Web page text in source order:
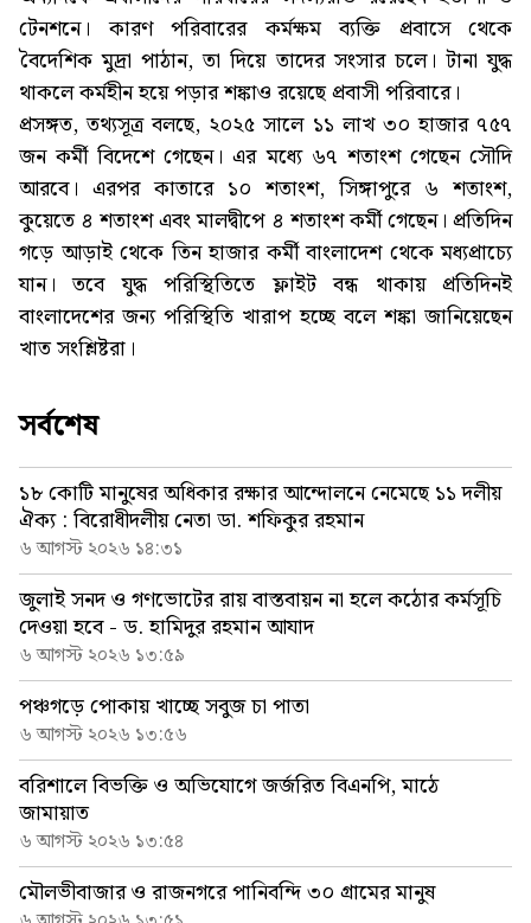
টেনশনে। কারণ পরিবারের কর্মক্ষম ব্যক্তি প্রবাসে থেকে
বৈদেশিক মুদ্রা পাঠান, তা দিয়ে তাদের সংসার চলে। টানা যুদ্ধ
থাকলে কর্মহীন হয়ে পড়ার শঙ্কাও রয়েছে প্রবাসী পরিবারে।
প্রসঙ্গত, তথ্যসূত্র বলছে, ২০২৫ সালে ১১ লাখ ৩০ হাজার ৭৫৭
জন কর্মী বিদেশে গেছেন। এর মধ্যে ৬৭ শতাংশ গেছেন সৌদি
আরবে। এরপর কাতারে ১০ শতাংশ, সিঙ্গাপুরে ৬ শতাংশ,
কুয়েতে ৪ শতাংশ এবং মালদ্বীপে ৪ শতাংশ কর্মী গেছেন। প্রতিদিন
গড়ে আড়াই থেকে তিন হাজার কর্মী বাংলাদেশ থেকে মধ্যপ্রাচ্যে
যান। তবে যুদ্ধ পরিস্থিতিতে ফ্লাইট বন্ধ থাকায় প্রতিদিনই
বাংলাদেশের জন্য পরিস্থিতি খারাপ হচ্ছে বলে শঙ্কা জানিয়েছেন
খাত সংশ্লিষ্টরা।
সর্বশেষ
১৮ কোটি মানুষের অধিকার রক্ষার আন্দোলনে নেমেছে ১১ দলীয়
ঐক্য : বিরোধীদলীয় নেতা ডা. শফিকুর রহমান
৬ আগস্ট ২০২৬ ১৪:৩১
জুলাই সনদ ও গণভোটের রায় বাস্তবায়ন না হলে কঠোর কর্মসূচি
দেওয়া হবে - ড. হামিদুর রহমান আযাদ
৬ আগস্ট ২০২৬ ১৩:৫৯
পঞ্চগড়ে পোকায় খাচ্ছে সবুজ চা পাতা
৬ আগস্ট ২০২৬ ১৩:৫৬
বরিশালে বিভক্তি ও অভিযোগে জর্জরিত বিএনপি, মাঠে
জামায়াত
৬ আগস্ট ২০২৬ ১৩:৫৪
মৌলভীবাজার ও রাজনগরে পানিবন্দি ৩০ গ্রামের মানুষ